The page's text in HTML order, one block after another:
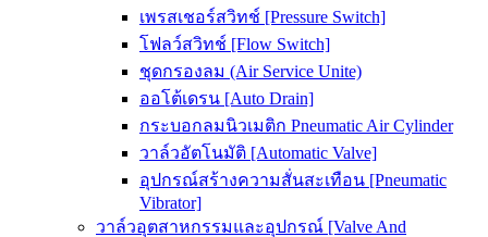
เพรสเชอร์สวิทช์ [Pressure Switch]
โฟลว์สวิทช์ [Flow Switch]
ชุดกรองลม (Air Service Unite)
ออโต้เดรน [Auto Drain]
กระบอกลมนิวเมติก Pneumatic Air Cylinder
วาล์วอัตโนมัติ [Automatic Valve]
อุปกรณ์สร้างความสั่นสะเทือน [Pneumatic
Vibrator]
วาล์วอุตสาหกรรมและอุปกรณ์ [Valve And